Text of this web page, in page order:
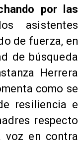
por las
asistentes
de fuerza, en
de búsqueda
Herrera
como se
resiliencia e
respecto
voz en contra